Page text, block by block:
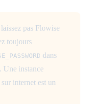
pas Flowise
toujours
dans
Une instance
internet est un